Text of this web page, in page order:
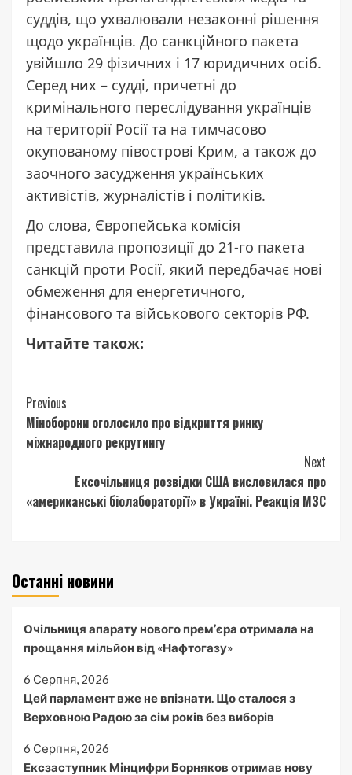
суддів, що ухвалювали незаконні рішення
щодо українців. До санкційного пакета
увійшло 29 фізичних і 17 юридичних осіб.
Серед них – судді, причетні до
кримінального переслідування українців
на території Росії та на тимчасово
окупованому півострові Крим, а також до
заочного засудження українських
активістів, журналістів і політиків.
До слова, Європейська комісія
представила пропозиції до 21-го пакета
санкцій проти Росії, який передбачає нові
обмеження для енергетичного,
фінансового та військового секторів РФ.
Читайте також:
Continue
Reading
Previous
Міноборони оголосило про відкриття ринку
міжнародного рекрутингу
Next
Ексочільниця розвідки США висловилася про
«американські біолабораторії» в Україні. Реакція МЗС
Останні новини
Очільниця апарату нового прем’єра отримала на
прощання мільйон від «Нафтогазу»
6 Серпня, 2026
Цей парламент вже не впізнати. Що сталося з
Верховною Радою за сім років без виборів
6 Серпня, 2026
Ексзаступник Мінцифри Борняков отримав нову